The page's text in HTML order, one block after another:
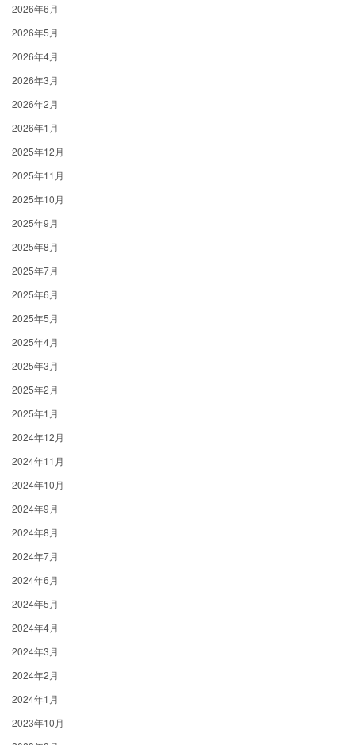
2026年6月
2026年5月
2026年4月
2026年3月
2026年2月
2026年1月
2025年12月
2025年11月
2025年10月
2025年9月
2025年8月
2025年7月
2025年6月
2025年5月
2025年4月
2025年3月
2025年2月
2025年1月
2024年12月
2024年11月
2024年10月
2024年9月
2024年8月
2024年7月
2024年6月
2024年5月
2024年4月
2024年3月
2024年2月
2024年1月
2023年10月